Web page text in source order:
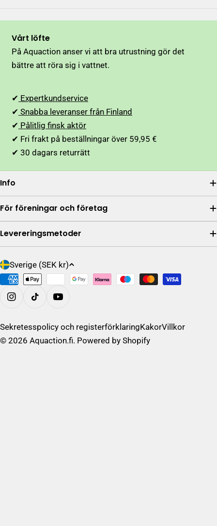
Vårt löfte
På Aquaction anser vi att bra utrustning gör det
bättre att röra sig i vattnet.
✔ Expertkundservice
✔ Snabba leveranser från Finland
✔ Pålitlig finsk aktör
✔ Fri frakt på beställningar över 59,95 €
✔ 30 dagars returrätt
Info
För föreningar och företag
Levereringsmetoder
L
a
n
R
e
Sverige (SEK kr)
Betalningsalternativ
På Instagram
© 2026 Aquaction.fi. Powered by Shopify
Sekretesspolicy och registerförklaringKakorVillkor